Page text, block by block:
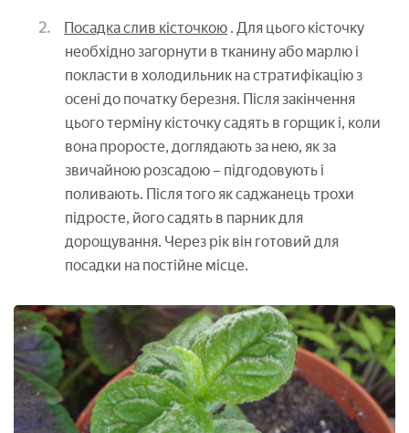
Посадка слив кісточкою . Для цього кісточку
необхідно загорнути в тканину або марлю і
покласти в холодильник на стратифікацію з
осені до початку березня. Після закінчення
цього терміну кісточку садять в горщик і, коли
вона проросте, доглядають за нею, як за
звичайною розсадою – підгодовують і
поливають. Після того як саджанець трохи
підросте, його садять в парник для
дорощування. Через рік він готовий для
посадки на постійне місце.